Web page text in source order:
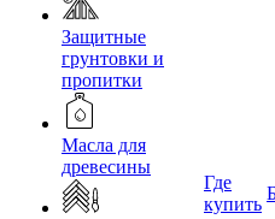
Защитные
грунтовки и
пропитки
Масла для
древесины
Где
купить